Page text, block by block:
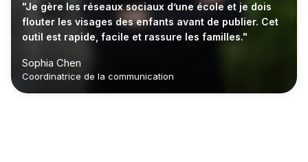
"Je gère les réseaux sociaux d’une école et je dois
flouter les visages des enfants avant de publier. Cet
outil est rapide, facile et rassure les familles."
Sophia Chen
Coordinatrice de la communication